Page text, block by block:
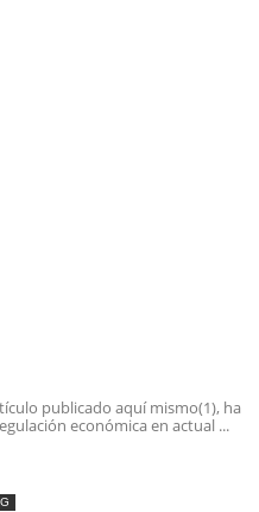
publicado aquí mismo(1), ha
económica en actual ...